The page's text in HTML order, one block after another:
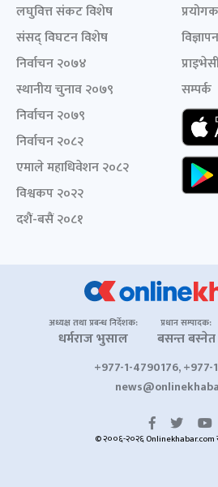
लघुवित्त संकट विशेष
संसद् विघटन विशेष
निर्वाचन २०७४
स्थानीय चुनाव २०७९
निर्वाचन २०७९
निर्वाचन २०८२
एमाले महाधिवेशन २०८२
विश्वकप २०२२
दशैं-बसैं २०८१
विज्ञापन
सम्पर्क
अध्यक्ष तथा प्रबन्ध निर्देशक:
धर्मराज भुसाल
प्रधान सम्पादक:
बसन्त बस्नेत
+977-1-4790176,
© २००६-२०२६ Onlinekhabar.com